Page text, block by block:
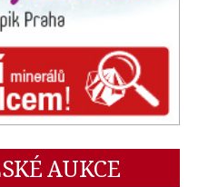
AUKCE